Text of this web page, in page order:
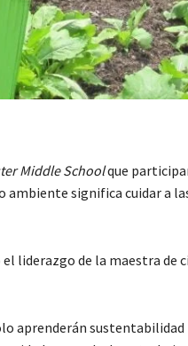
Middle Schoolque
ambiente significa cuidar a
liderazgo de la maestra de
aprenderán sustentabilidad